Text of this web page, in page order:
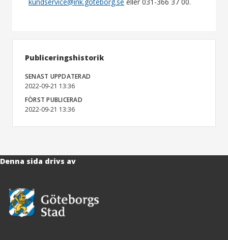
Publiceringshistorik
SENAST UPPDATERAD
2022-09-21 13:36
FÖRST PUBLICERAD
2022-09-21 13:36
Denna sida drivs av